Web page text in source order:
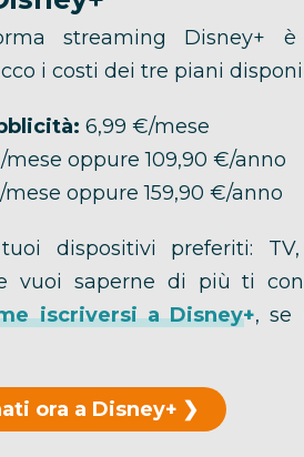
streaming Disney+ è
i costi dei tre piani
6,99 €/mese
mese oppure 109,90 €/anno
mese oppure 159,90 €/anno
dispositivi preferiti: TV,
vuoi saperne di più ti
iscriversi a Disney+, se
ora a Disney+